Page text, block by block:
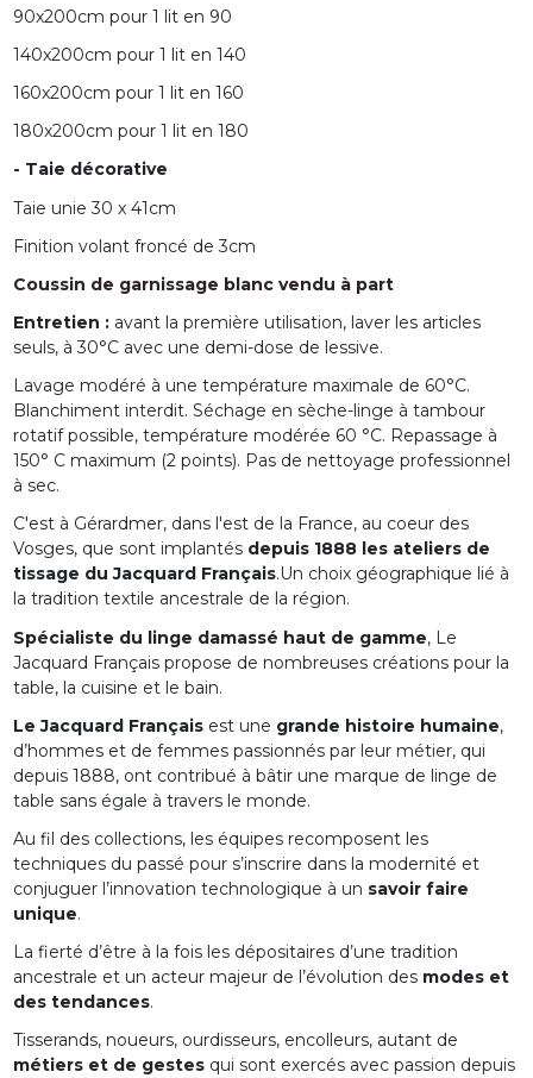
90x200cm pour 1 lit en 90
140x200cm pour 1 lit en 140
160x200cm pour 1 lit en 160
180x200cm pour 1 lit en 180
- Taie décorative
Taie unie 30 x 41cm
Finition volant froncé de 3cm
Coussin de garnissage blanc vendu à part
Entretien : avant la première utilisation, laver les articles
seuls, à 30°C avec une demi-dose de lessive.
Lavage modéré à une température maximale de 60°C.
Blanchiment interdit. Séchage en sèche-linge à tambour
rotatif possible, température modérée 60 °C. Repassage à
150° C maximum (2 points). Pas de nettoyage professionnel
à sec.
C'est à Gérardmer, dans l'est de la France, au coeur des
Vosges, que sont implantés depuis 1888 les ateliers de
tissage du Jacquard Français.Un choix géographique lié à
la tradition textile ancestrale de la région.
Spécialiste du linge damassé haut de gamme, Le
Jacquard Français propose de nombreuses créations pour la
table, la cuisine et le bain.
Le Jacquard Françaisest une grande histoire humaine,
d’hommes et de femmes passionnés par leur métier, qui
depuis 1888, ont contribué à bâtir une marque de linge de
table sans égale à travers le monde.
Au fil des collections, les équipes recomposent les
techniques du passé pour s’inscrire dans la modernité et
conjuguer l’innovation technologique à un savoir faire
unique.
La fierté d’être à la fois les dépositaires d’une tradition
ancestrale et un acteur majeur de l’évolution des modes et
des tendances.
Tisserands, noueurs, ourdisseurs, encolleurs, autant de
métiers et de gestesqui sont exercés avec passion depuis